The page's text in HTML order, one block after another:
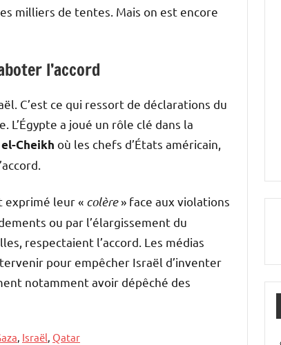
milliers de tentes. Mais on est encore
l’accord
C’est ce qui ressort de déclarations du
a joué un rôle clé dans la
Cheikh où les chefs d’États américain,
exprimé leur « colère» face aux violations
ou par l’élargissement du
respectaient l’accord. Les médias
pour empêcher Israël d’inventer
notamment avoir dépêché des
, Israël, Qatar